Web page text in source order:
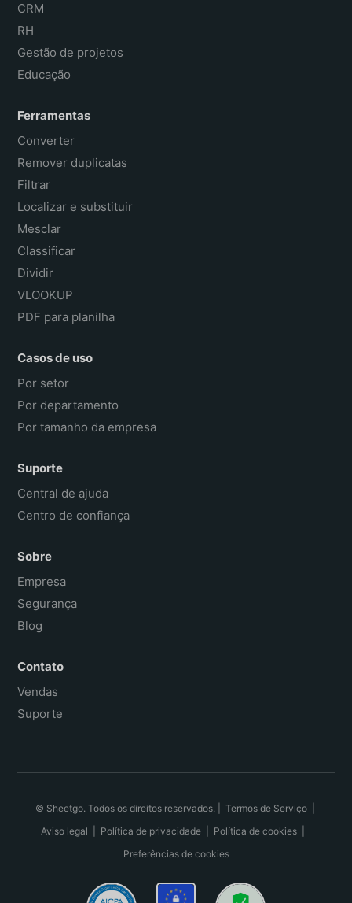
CRM
RH
Gestão de projetos
Educação
Ferramentas
Converter
Remover duplicatas
Filtrar
Localizar e substituir
Mesclar
Classificar
Dividir
VLOOKUP
PDF para planilha
Casos de uso
Por setor
Por departamento
Por tamanho da empresa
Suporte
Central de ajuda
Centro de confiança
Sobre
Empresa
Segurança
Blog
Contato
Vendas
Suporte
© Sheetgo. Todos os direitos reservados. | Termos de Serviço|
Aviso legal
Política de privacidade| Política de cookies|
Preferências de cookies